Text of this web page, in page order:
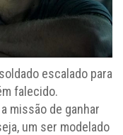
escalado para
falecido.
missão de ganhar
um ser modelado